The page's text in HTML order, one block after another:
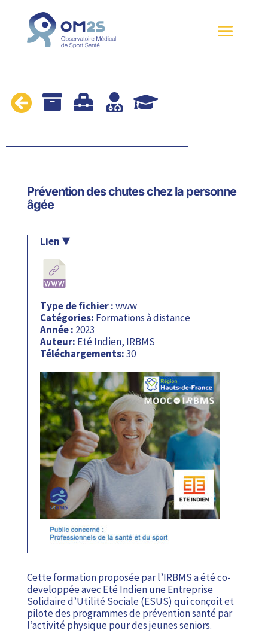
    
Prévention des chutes chez la personne
âgée
Cette formation proposée par l’IRBMS a été co-
developpée avec Eté Indienune Entreprise
Solidaire d’Utilité Sociale (ESUS) qui conçoit et
pilote des programmes de prévention santé par
l’activité physique pour des jeunes seniors.
Type de fichier :www
Catégories: Formations à distance
Année : 2023
Auteur: Eté Indien, IRBMS
Téléchargements:30